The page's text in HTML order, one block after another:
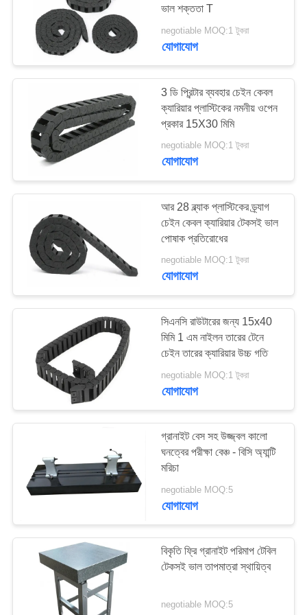
PRIVACY
POLICY
ইস্পাত টি স্লট প্লেট
টি স্লট বেস প্লেট
35
গ্রানাইট পরিমাপ সরঞ্জাম
গ্রানাইট মেশিন বেস
ভাল শক্ততা T
negotiable MOQ:1 টুকরা
যোগাযোগ
3 ডি প্রিন্টার ব্যবহার চেইন কেবল
ক্যারিয়ার প্লাস্টিকের নমনীয় ওপেন
প্রকার 15X30 মিমি
negotiable MOQ:1 টুকরা
যোগাযোগ
আর 28 ব্ল্যাক প্লাস্টিকের ড্র্যাগ
চেইন কেবল ক্যারিয়ার টেকসই ভাল
পোষাক প্রতিরোধের
negotiable MOQ:1 টুকরা
যোগাযোগ
সিএনসি রাউটারের জন্য 15x40
মিমি 1 এম নাইলন তারের টেনে
চেইন তারের ক্যারিয়ার উচ্চ গতি
negotiable MOQ:1 টুকরা
যোগাযোগ
গ্রানাইট বেস সহ উজ্জ্বল কালো
ঘনত্বের পরীক্ষা বেঞ্চ - বিসি অ্যান্টি
মরিচা
negotiable MOQ:5
যোগাযোগ
বিকৃতি ফ্রি গ্রানাইট পরিমাপ টেবিল
টেকসই ভাল তাপমাত্রা স্থায়িত্ব
negotiable MOQ:5